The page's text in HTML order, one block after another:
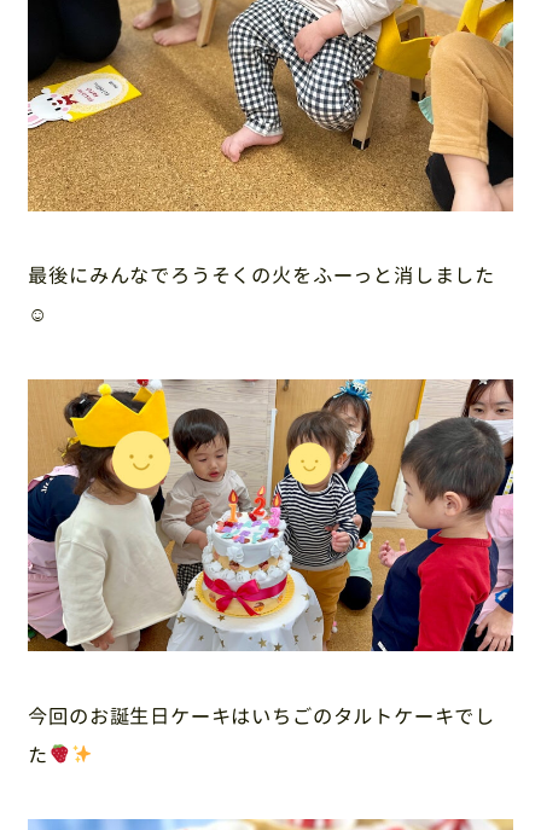
最後にみんなでろうそくの火をふーっと消しました
☺
今回のお誕生日ケーキはいちごのタルトケーキでし
た